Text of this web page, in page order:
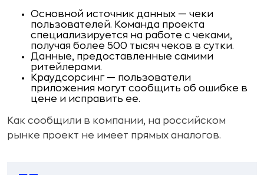
Основной источник данных — чеки
пользователей. Команда проекта
специализируется на работе с чеками,
получая более 500 тысяч чеков в сутки.
Данные, предоставленные самими
ритейлерами.
Краудсорсинг — пользователи
приложения могут сообщить об ошибке в
цене и исправить ее.
Как сообщили в компании, на российском
рынке проект не имеет прямых аналогов.